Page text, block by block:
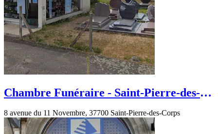
Chambre Funéraire - Saint-Pierre-des-
8 avenue du 11 Novembre, 37700 Saint-Pierre-des-Corps